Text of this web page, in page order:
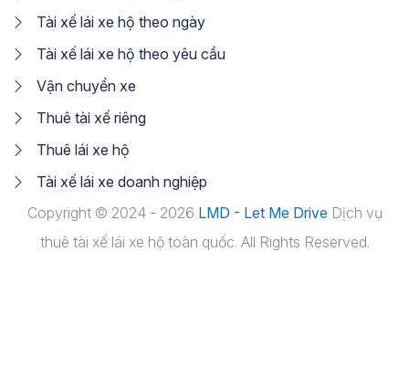
Tài xế lái xe hộ theo ngày
Tài xế lái xe hộ theo yêu cầu
Vận chuyển xe
Thuê tài xế riêng
Thuê lái xe hộ
Tài xế lái xe doanh nghiệp
Copyright © 2024 - 2026 LMD - Let Me Drive Dịch vụ
thuê tài xế lái xe hộ toàn quốc. All Rights Reserved.